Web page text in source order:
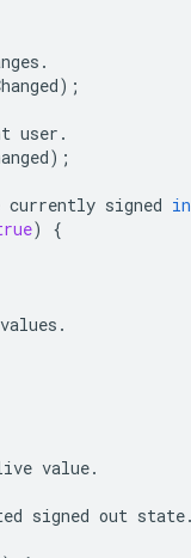
.
);
user .
);
currently signed in
)
{
values .
value.
signed out state